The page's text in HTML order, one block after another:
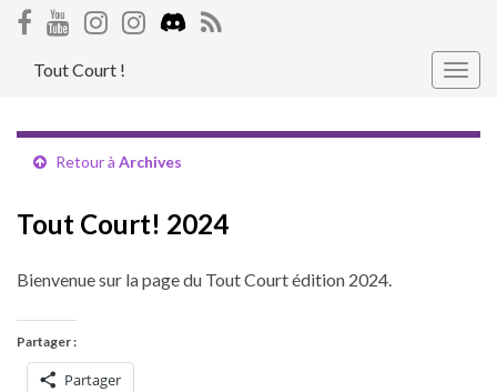
Tout Court !
Retour à Archives
Tout Court! 2024
Bienvenue sur la page du Tout Court édition 2024.
Partager :
Partager